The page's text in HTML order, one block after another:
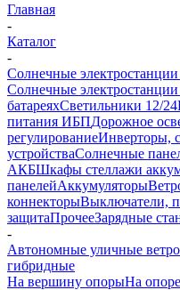
Главная
-
Каталог
-
Солнечные
Солнечные
батареяхСветильники 12/
питания ИБПДорожное
регулированиеИнверторы,
устройстваСолнечные
АКБШкафы стеллажи
панелейАккумуляторы
коннекторыВыключатели,
защитаПрочееЗарядные
-
Автономные уличные
гибридные
На вершину опорыНа